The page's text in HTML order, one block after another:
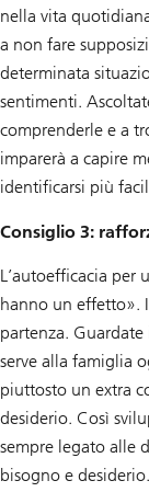
nella vita
a non fare
determinata
sentimenti.
comprenderle e a
imparerà a capire
identificarsi più
Consiglio 3:
L’autoefficacia per
hanno un effetto».
partenza. Guardate
serve alla famiglia
piuttosto un extra
desiderio. Così
sempre legato alle
bisogno e